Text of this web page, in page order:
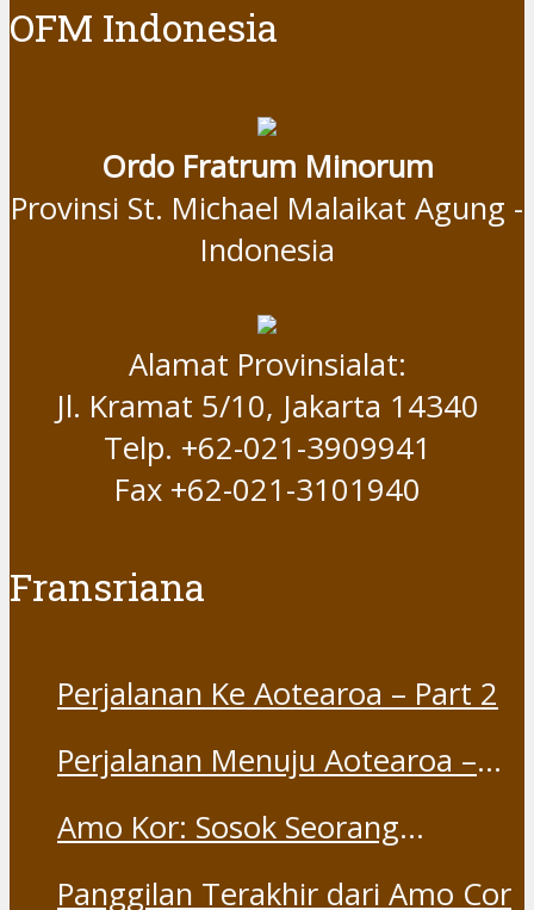
OFM Indonesia
Ordo Fratrum Minorum
Provinsi St. Michael Malaikat Agung -
Indonesia
Alamat Provinsialat:
Jl. Kramat 5/10, Jakarta 14340
Telp. +62-021-3909941
Fax +62-021-3101940
Fransriana
Perjalanan Ke Aotearoa – Part 2
Perjalanan Menuju Aotearoa –
Amo Kor: Sosok Seorang
Panggilan Terakhir dari Amo Cor